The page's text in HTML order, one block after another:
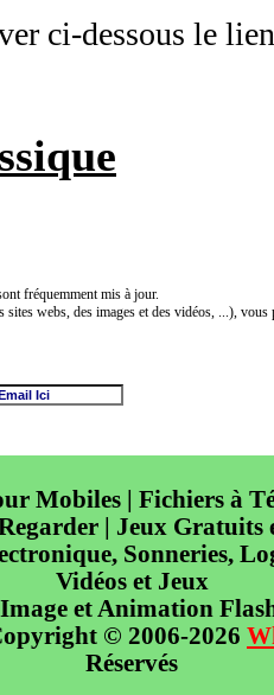
ci-dessous le
fréquemment mis à jour.
sites webs, des images et des vidéos, ...),
Mobiles | Fichiers à
| Jeux Gratuits
Sonneries,
Vidéos et Jeux
et Animation
© 2006-2026
Réservés